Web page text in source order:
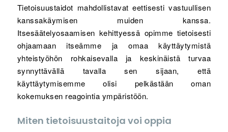
Tietoisuustaidot mahdollistavat eettisesti vastuullisen
kanssakäymisen muiden kanssa.
Itsesäätelyosaamisen kehittyessä opimme tietoisesti
ohjaamaan itseämme ja omaa käyttäytymistä
yhteistyöhön rohkaisevalla ja keskinäistä turvaa
synnyttävällä tavalla sen sijaan, että
käyttäytymisemme olisi pelkästään oman
kokemuksen reagointia ympäristöön.
Miten tietoisuustaitoja voi oppia